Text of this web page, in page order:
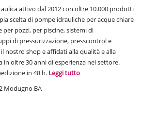
attivo dal 2012 con oltre 10.000 prodotti
scelta di pompe idrauliche per acque chiare
per pozzi, per piscine, sistemi di
di pressurizzazione, presscontrol e
nostro shop e affidati alla qualità e alla
oltre 30 anni di esperienza nel settore.
in 48 h. Leggi tutto
Modugno BA